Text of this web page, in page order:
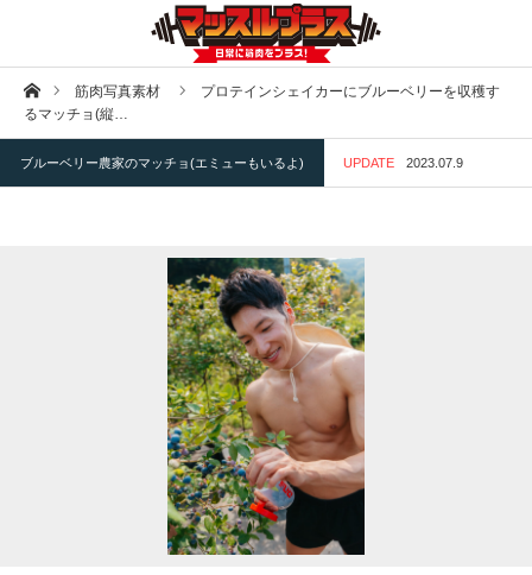
ホーム筋肉写真素材
プロテインシェイカーにブルーベリーを収穫す
るマッチョ(縦…
ブルーベリー農家のマッチョ(エミューもいるよ) UPDATE 2023.07.9